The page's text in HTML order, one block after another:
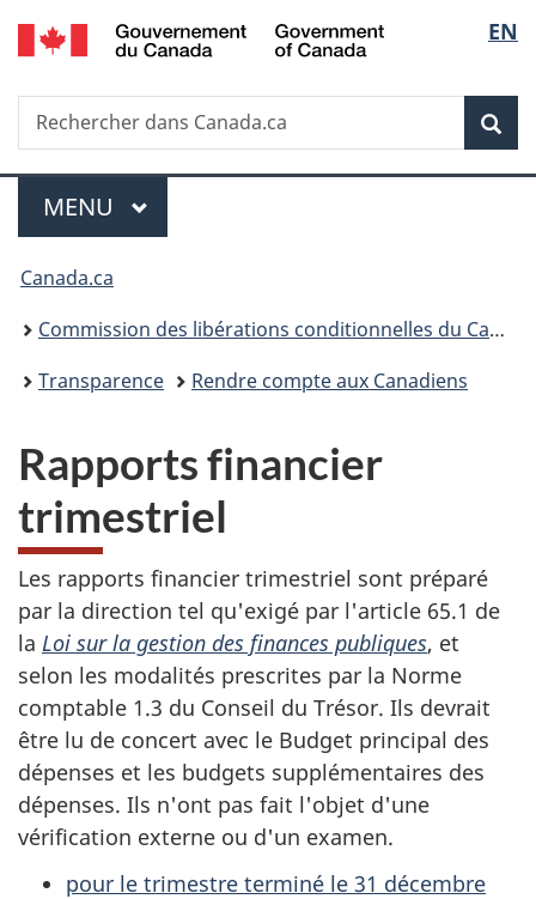
Passer
au
principal
Passer
à
Au
du
Passer
à
version
simplifiée
de
la
EN
Recherche
Rechercher
dans
Menu
MENU PRINCIPAL
Vous
êtes
ici :
Canada.ca
Commission des libérations conditionnelles du Canada
Transparence
Rendre compte aux Canadiens
Rapports financier
trimestriel
Les rapports financier trimestriel sont préparé
par la direction tel qu'exigé par l'article 65.1 de
la Loi sur la gestion des finances publiques, et
selon les modalités prescrites par la Norme
comptable 1.3 du Conseil du Trésor. Ils devrait
être lu de concert avec le Budget principal des
dépenses et les budgets supplémentaires des
dépenses. Ils n'ont pas fait l'objet d'une
vérification externe ou d'un examen.
pour le trimestre terminé le 31 décembre